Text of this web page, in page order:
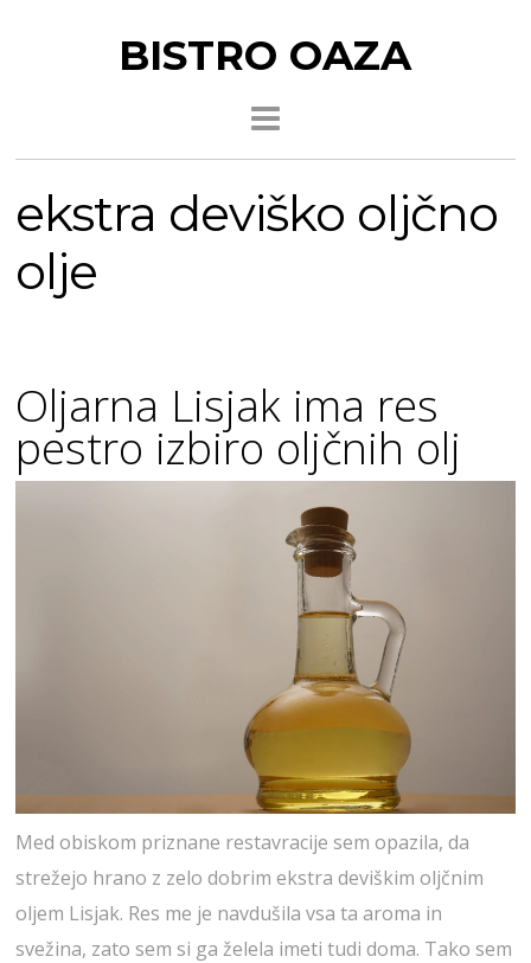
BISTRO OAZA
ekstra deviško oljčno
olje
Oljarna Lisjak ima res
pestro izbiro oljčnih olj
Med obiskom priznane restavracije sem opazila, da
strežejo hrano z zelo dobrim ekstra deviškim oljčnim
oljem Lisjak. Res me je navdušila vsa ta aroma in
svežina, zato sem si ga želela imeti tudi doma. Tako sem